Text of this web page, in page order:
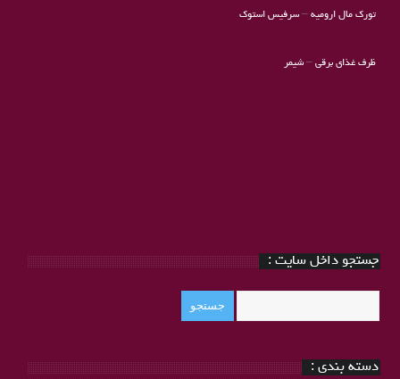
تورک مال ارومیه–سرفیس استوک
ظرف غذای برقی– شیمر
جستجو داخل سایت :
دسته بندی :